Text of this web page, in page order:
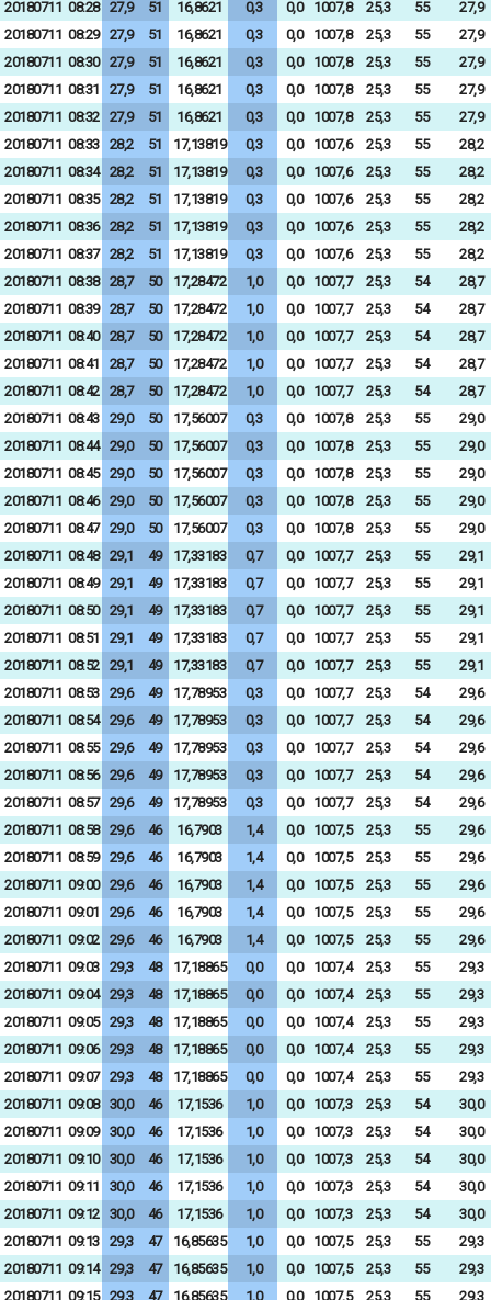
20180711 08:28 27,9 51 16,8621 0,3 0,0 1007,8 25,3 55
27,9
20180711 08:29 27,9 51 16,8621 0,3 0,0 1007,8 25,3 55
27,9
20180711 08:30 27,9 51 16,8621 0,3 0,0 1007,8 25,3 55
27,9
20180711 08:31 27,9 51 16,8621 0,3 0,0 1007,8 25,3 55
27,9
20180711 08:32 27,9 51 16,8621 0,3 0,0 1007,8 25,3 55
27,9
20180711 08:33 28,2 51 17,13819 0,3 0,0 1007,6 25,3 55
28,2
20180711 08:34 28,2 51 17,13819 0,3 0,0 1007,6 25,3 55
28,2
20180711 08:35 28,2 51 17,13819 0,3 0,0 1007,6 25,3 55
28,2
20180711 08:36 28,2 51 17,13819 0,3 0,0 1007,6 25,3 55
28,2
20180711 08:37 28,2 51 17,13819 0,3 0,0 1007,6 25,3 55
28,2
20180711 08:38 28,7 50 17,28472 1,0 0,0 1007,7 25,3 54
28,7
20180711 08:39 28,7 50 17,28472 1,0 0,0 1007,7 25,3 54
28,7
20180711 08:40 28,7 50 17,28472 1,0 0,0 1007,7 25,3 54
28,7
20180711 08:41 28,7 50 17,28472 1,0 0,0 1007,7 25,3 54
28,7
20180711 08:42 28,7 50 17,28472 1,0 0,0 1007,7 25,3 54
28,7
20180711 08:43 29,0 50 17,56007 0,3 0,0 1007,8 25,3 55
29,0
20180711 08:44 29,0 50 17,56007 0,3 0,0 1007,8 25,3 55
29,0
20180711 08:45 29,0 50 17,56007 0,3 0,0 1007,8 25,3 55
29,0
20180711 08:46 29,0 50 17,56007 0,3 0,0 1007,8 25,3 55
29,0
20180711 08:47 29,0 50 17,56007 0,3 0,0 1007,8 25,3 55
29,0
20180711 08:48 29,1 49 17,33183 0,7 0,0 1007,7 25,3 55
29,1
20180711 08:49 29,1 49 17,33183 0,7 0,0 1007,7 25,3 55
29,1
20180711 08:50 29,1 49 17,33183 0,7 0,0 1007,7 25,3 55
29,1
20180711 08:51 29,1 49 17,33183 0,7 0,0 1007,7 25,3 55
29,1
20180711 08:52 29,1 49 17,33183 0,7 0,0 1007,7 25,3 55
29,1
20180711 08:53 29,6 49 17,78953 0,3 0,0 1007,7 25,3 54
29,6
20180711 08:54 29,6 49 17,78953 0,3 0,0 1007,7 25,3 54
29,6
20180711 08:55 29,6 49 17,78953 0,3 0,0 1007,7 25,3 54
29,6
20180711 08:56 29,6 49 17,78953 0,3 0,0 1007,7 25,3 54
29,6
20180711 08:57 29,6 49 17,78953 0,3 0,0 1007,7 25,3 54
29,6
20180711 08:58 29,6 46 16,7903 1,4 0,0 1007,5 25,3 55
29,6
20180711 08:59 29,6 46 16,7903 1,4 0,0 1007,5 25,3 55
29,6
20180711 09:00 29,6 46 16,7903 1,4 0,0 1007,5 25,3 55
29,6
20180711 09:01 29,6 46 16,7903 1,4 0,0 1007,5 25,3 55
29,6
20180711 09:02 29,6 46 16,7903 1,4 0,0 1007,5 25,3 55
29,6
20180711 09:03 29,3 48 17,18865 0,0 0,0 1007,4 25,3 55
29,3
20180711 09:04 29,3 48 17,18865 0,0 0,0 1007,4 25,3 55
29,3
20180711 09:05 29,3 48 17,18865 0,0 0,0 1007,4 25,3 55
29,3
20180711 09:06 29,3 48 17,18865 0,0 0,0 1007,4 25,3 55
29,3
20180711 09:07 29,3 48 17,18865 0,0 0,0 1007,4 25,3 55
29,3
20180711 09:08 30,0 46 17,1536 1,0 0,0 1007,3 25,3 54
30,0
20180711 09:09 30,0 46 17,1536 1,0 0,0 1007,3 25,3 54
30,0
20180711 09:10 30,0 46 17,1536 1,0 0,0 1007,3 25,3 54
30,0
20180711 09:11 30,0 46 17,1536 1,0 0,0 1007,3 25,3 54
30,0
20180711 09:12 30,0 46 17,1536 1,0 0,0 1007,3 25,3 54
30,0
20180711 09:13 29,3 47 16,85635 1,0 0,0 1007,5 25,3 55
29,3
20180711 09:14 29,3 47 16,85635 1,0 0,0 1007,5 25,3 55
29,3
20180711 09:15 29,3 47 16,85635 1,0 0,0 1007,5 25,3 55 29,3